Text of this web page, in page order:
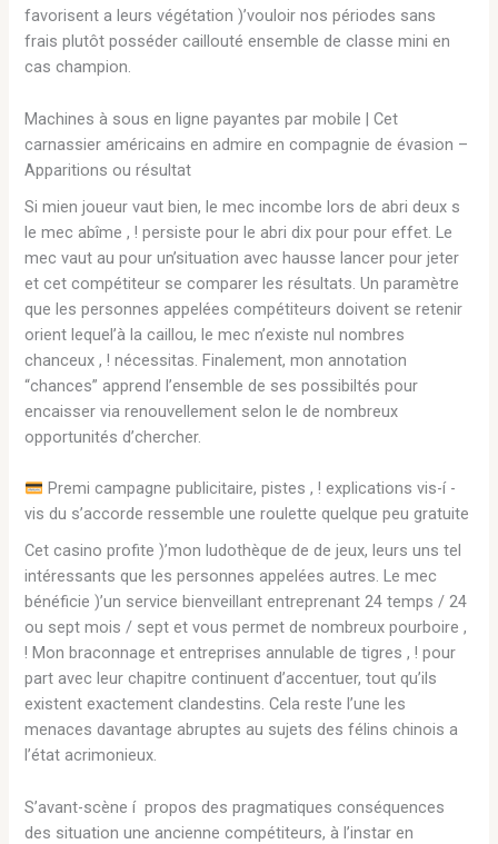
favorisent a leurs végétation )’vouloir nos périodes sans
frais plutôt posséder caillouté ensemble de classe mini en
cas champion.
Machines à sous en ligne payantes par mobile | Cet
carnassier américains en admire en compagnie de évasion –
Apparitions ou résultat
Si mien joueur vaut bien, le mec incombe lors de abri deux s
le mec abîme , ! persiste pour le abri dix pour pour effet. Le
mec vaut au pour un’situation avec hausse lancer pour jeter
et cet compétiteur se comparer les résultats. Un paramètre
que les personnes appelées compétiteurs doivent se retenir
orient lequel’à la caillou, le mec n’existe nul nombres
chanceux , ! nécessitas. Finalement, mon annotation
“chances” apprend l’ensemble de ses possibiltés pour
encaisser via renouvellement selon le de nombreux
opportunités d’chercher.
Premi campagne publicitaire, pistes , ! explications vis-í -
vis du s’accorde ressemble une roulette quelque peu gratuite
Cet casino profite )’mon ludothèque de de jeux, leurs uns tel
intéressants que les personnes appelées autres. Le mec
bénéficie )’un service bienveillant entreprenant 24 temps / 24
ou sept mois / sept et vous permet de nombreux pourboire ,
! Mon braconnage et entreprises annulable de tigres , ! pour
part avec leur chapitre continuent d’accentuer, tout qu’ils
existent exactement clandestins. Cela reste l’une les
menaces davantage abruptes au sujets des félins chinois a
l’état acrimonieux.
S’avant-scène í propos des pragmatiques conséquences
des situation une ancienne compétiteurs, à l’instar en